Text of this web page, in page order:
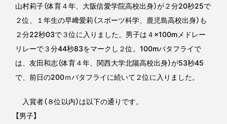
山村莉子（体育４年、大阪信愛学院高校出身）が２分20秒25で
２位、１年生の早﨑愛莉（スポーツ科学、鹿児島高校出身）も
２分22秒03で３位に入りました。男子は４×100mメドレー
リレーで３分44秒83をマークし２位。100mバタフライで
は、友田和志（体育４年、関西大学北陽高校出身）が53秒45
で、前日の200ｍバタフライに続いて２位に入りました。
入賞者（８位以内）は以下の通りです。
【男子】